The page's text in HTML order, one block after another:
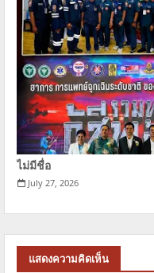
ไม่มีชื่อ
July 27, 2026
แสดงความคิดเห็น